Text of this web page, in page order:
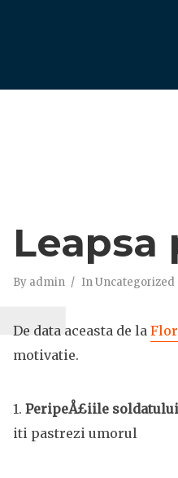
Leapsa
By admin InUncategorized
L
De data aceasta de la
motivatie.
1. PeripeÅ£iile
iti pastrezi umorul